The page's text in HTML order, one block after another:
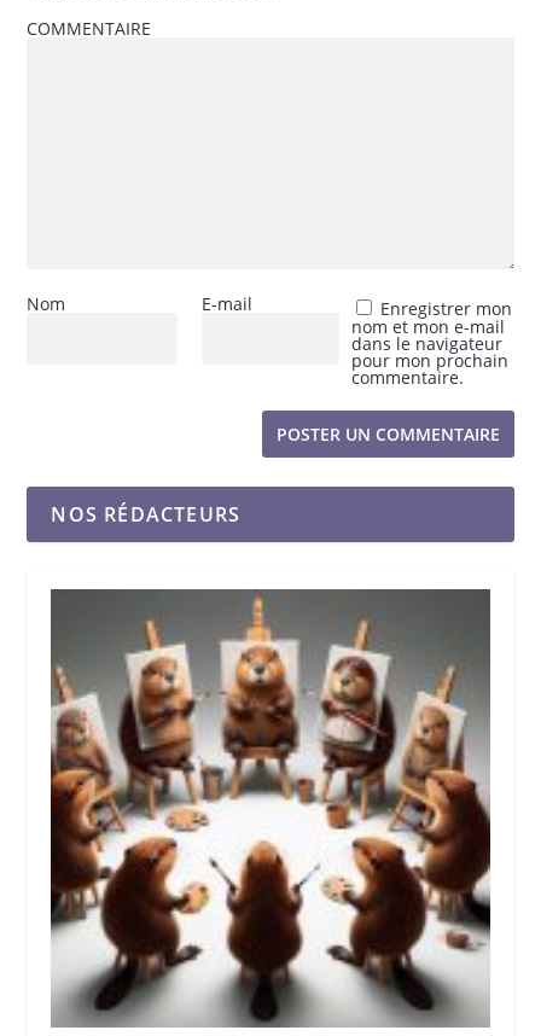
COMMENTAIRE
Nom E-mail Enregistrer mon
nom et mon e-mail
dans le navigateur
pour mon prochain
commentaire.
NOS RÉDACTEURS